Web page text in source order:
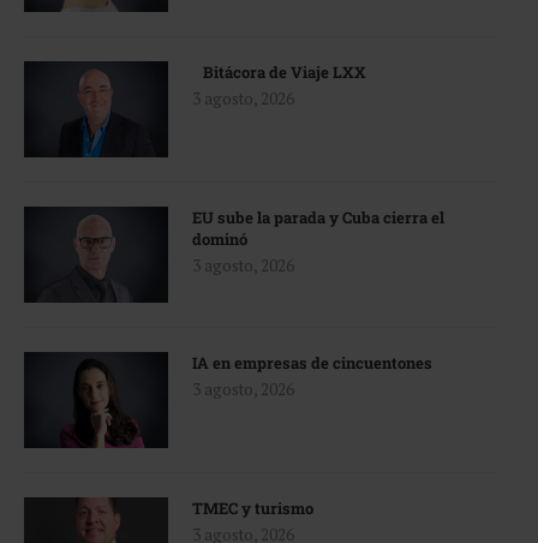
Bitácora de Viaje LXX
3 agosto, 2026
EU sube la parada y Cuba cierra el
dominó
3 agosto, 2026
IA en empresas de cincuentones
3 agosto, 2026
TMEC y turismo
3 agosto, 2026